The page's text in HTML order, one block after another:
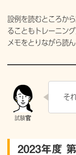
設例を読むところか
ることもトレーニン
メモをとりながら読
そ
2023年度